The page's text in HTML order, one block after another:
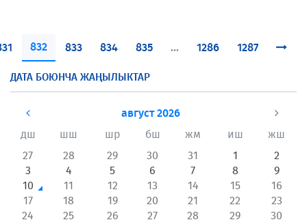
832 833 834 835 ... 1286 1287
ДАТА БОЮНЧА ЖАҢЫЛЫКТАР
август 2026
дш
шш шр бш жм иш
жш
27
28 29 30 31 1
2
3
4 5 6 7 8
9
10
11 12 13 14 15
16
17
18 19 20 21 22
23
24
25 26 27 28 29
30